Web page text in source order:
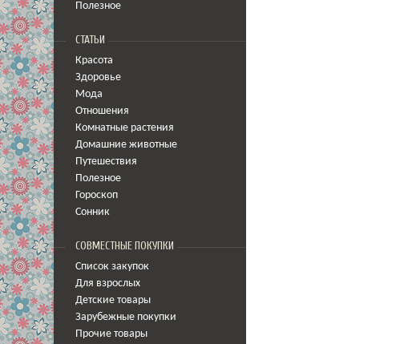
Полезное
СТАТЬИ
Красота
Здоровье
Мода
Отношения
Комнатные растения
Домашние животные
Путешествия
Полезное
Гороскоп
Сонник
СОВМЕСТНЫЕ ПОКУПКИ
Список закупок
Для взрослых
Детские товары
Зарубежные покупки
Прочие товары